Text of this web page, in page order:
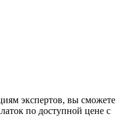
экспертов, вы сможете
по доступной цене с